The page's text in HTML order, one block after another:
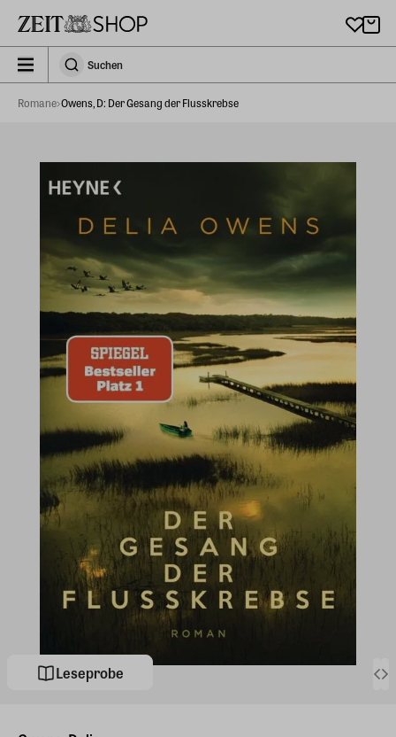
zeit_storefront.components.search.collapsed
SuchenSuchen
Romane Owens, D: Der Gesang der Flusskrebse
Leseprobe